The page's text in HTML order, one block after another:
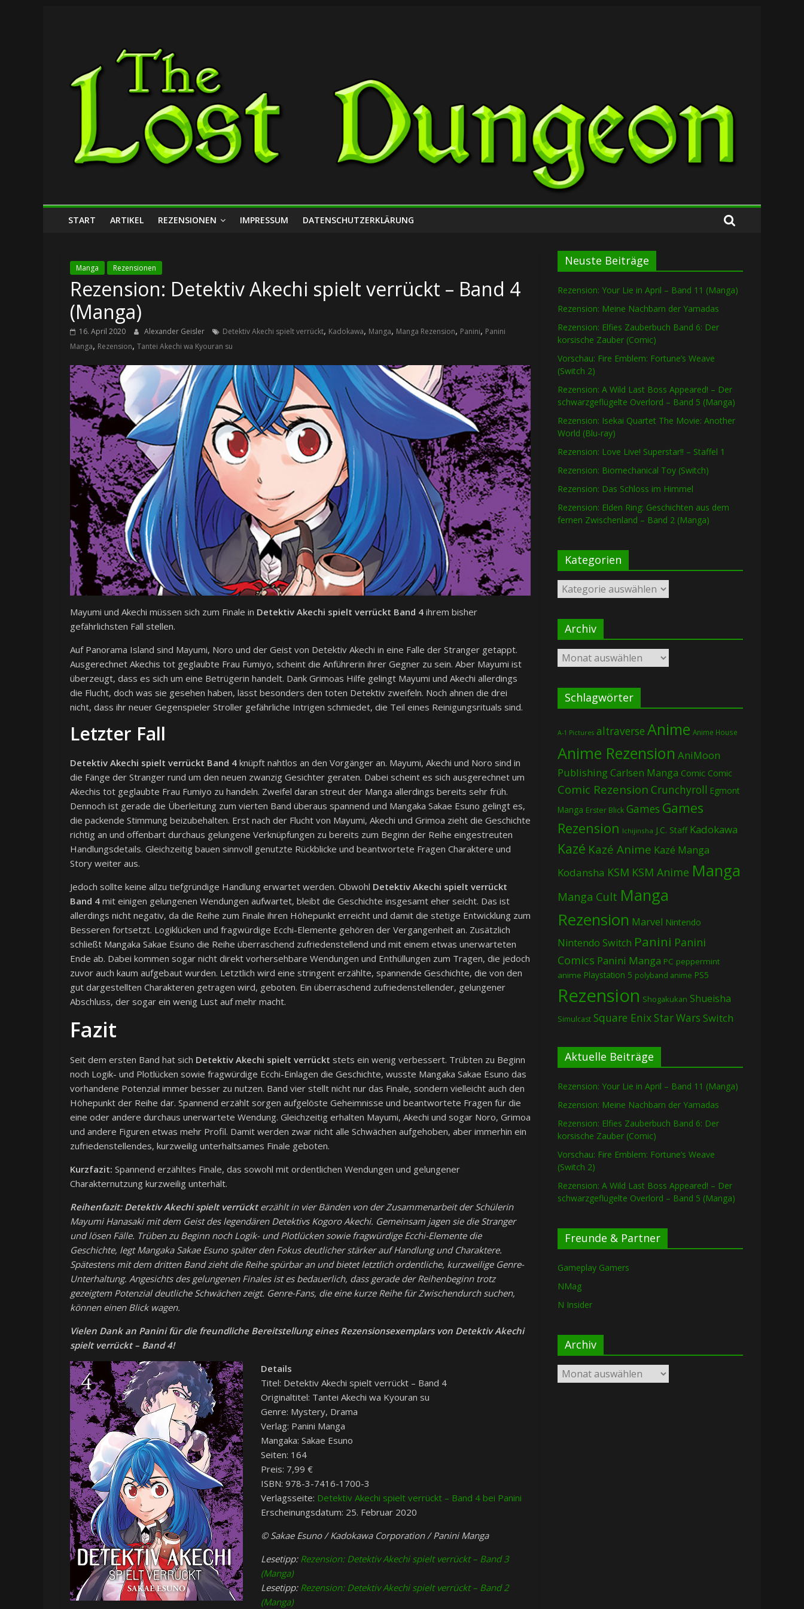
Lost
Dungeon
START ARTIKEL REZENSIONEN IMPRESSUM DATENSCHUTZERKLÄRUNG
Manga Rezensionen
Rezension: Detektiv Akechi spielt verrückt – Band 4
(Manga)
16. April 2020 Alexander Geisler Detektiv Akechi spielt verrückt, Kadokawa, Manga, Manga Rezension, Panini, Panini
Manga, Rezension, Tantei Akechi wa Kyouran su
Mayumi und Akechi müssen sich zum Finale in Detektiv Akechi spielt verrückt Band 4 ihrem bisher
gefährlichsten Fall stellen.
Auf Panorama Island sind Mayumi, Noro und der Geist von Detektiv Akechi in eine Falle der Stranger getappt.
Ausgerechnet Akechis tot geglaubte Frau Fumiyo, scheint die Anführerin ihrer Gegner zu sein. Aber Mayumi ist
überzeugt, dass es sich um eine Betrügerin handelt. Dank Grimoas Hilfe gelingt Mayumi und Akechi allerdings
die Flucht, doch was sie gesehen haben, lässt besonders den toten Detektiv zweifeln. Noch ahnen die drei
nicht, dass ihr neuer Gegenspieler Stroller gefährliche Intrigen schmiedet, die Teil eines Reinigungsrituals sind.
Letzter Fall
Detektiv Akechi spielt verrückt Band 4 knüpft nahtlos an den Vorgänger an. Mayumi, Akechi und Noro sind in
die Fänge der Stranger rund um den neuen zwanzig Gesichter geraten. Dabei scheint es sich ausgerechnet um
Akechis tot geglaubte Frau Fumiyo zu handeln. Zweifel daran streut der Manga allerdings bereits sehr früh.
Dennoch ist gerade die Überleitung zum vierten Band überaus spannend und Mangaka Sakae Esuno gelingt es,
die packende Stimmung beizubehalten. Erst nach der Flucht von Mayumi, Akechi und Grimoa zieht die Geschichte
richtig an und offenbart durchaus gelungene Verknüpfungen zu bereits zum Beginn der Reihe eingestreuten
Handlungsdetails. Gleichzeitig bauen sinnvoll genutzte Rückblicke und beantwortete Fragen Charaktere und
Story weiter aus.
Jedoch sollte keine allzu tiefgründige Handlung erwartet werden. Obwohl Detektiv Akechi spielt verrückt
Band 4 mit einigen gelungenen Wendungen aufwartet, bleibt die Geschichte insgesamt eher seicht. Das ist
allerdings nicht negativ, da die Reihe zum Finale ihren Höhepunkt erreicht und damit die stetige Entwicklung zum
Besseren fortsetzt. Logiklücken und fragwürdige Ecchi-Elemente gehören der Vergangenheit an. Zusätzlich
schließt Mangaka Sakae Esuno die Reihe überraschend zufriedenstellend und mit einem etwas unerwarteten
Ende ab. Dabei kommen sogar nicht direkt vorhersehbare Wendungen und Enthüllungen zum Tragen, die jedoch
zuvor auch kaum aufgebaut wurden. Letztlich wird eine stringent erzählte, spannende Geschichte, die von den
gut dargestellten Charakteren getragen wird, geboten. Ein überraschend zufriedenstellender, gelungener
Abschluss, der sogar ein wenig Lust auf mehr macht.
Fazit
Seit dem ersten Band hat sich Detektiv Akechi spielt verrückt stets ein wenig verbessert. Trübten zu Beginn
noch Logik- und Plotlücken sowie fragwürdige Ecchi-Einlagen die Geschichte, wusste Mangaka Sakae Esuno das
vorhandene Potenzial immer besser zu nutzen. Band vier stellt nicht nur das Finale, sondern vielleicht auch den
Höhepunkt der Reihe dar. Spannend erzählt sorgen aufgelöste Geheimnisse und beantwortete Fragen für die
eine oder andere durchaus unerwartete Wendung. Gleichzeitig erhalten Mayumi, Akechi und sogar Noro, Grimoa
und andere Figuren etwas mehr Profil. Damit werden zwar nicht alle Schwächen aufgehoben, aber immerhin ein
zufriedenstellendes, kurzweilig unterhaltsames Finale geboten.
Kurzfazit: Spannend erzähltes Finale, das sowohl mit ordentlichen Wendungen und gelungener
Charakternutzung kurzweilig unterhält.
Reihenfazit: Detektiv Akechi spielt verrückterzählt in vier Bänden von der Zusammenarbeit der Schülerin
Mayumi Hanasaki mit dem Geist des legendären Detektivs Kogoro Akechi. Gemeinsam jagen sie die Stranger
und lösen Fälle. Trüben zu Beginn noch Logik- und Plotlücken sowie fragwürdige Ecchi-Elemente die
Geschichte, legt Mangaka Sakae Esuno später den Fokus deutlicher stärker auf Handlung und Charaktere.
Spätestens mit dem dritten Band zieht die Reihe spürbar an und bietet letztlich ordentliche, kurzweilige Genre-
Unterhaltung. Angesichts des gelungenen Finales ist es bedauerlich, dass gerade der Reihenbeginn trotz
gezeigtem Potenzial deutliche Schwächen zeigt. Genre-Fans, die eine kurze Reihe für Zwischendurch suchen,
können einen Blick wagen.
Vielen Dank an Panini für die freundliche Bereitstellung eines Rezensionsexemplars von Detektiv Akechi
spielt verrückt – Band 4!
Details
Titel: Detektiv Akechi spielt verrückt – Band 4
Originaltitel: Tantei Akechi wa Kyouran su
Genre: Mystery, Drama
Verlag: Panini Manga
Mangaka: Sakae Esuno
Seiten: 164
Preis: 7,99 €
ISBN: 978-3-7416-1700-3
Verlagsseite: Detektiv Akechi spielt verrückt – Band 4 bei Panini
Erscheinungsdatum: 25. Februar 2020
© Sakae Esuno / Kadokawa Corporation / Panini Manga
Lesetipp: Rezension: Detektiv Akechi spielt verrückt – Band 3
(Manga)
Lesetipp: Rezension: Detektiv Akechi spielt verrückt – Band 2
(Manga)
Neuste Beiträge
Rezension: Your Lie in April – Band 11 (Manga)
Rezension: Meine Nachbarn der Yamadas
Rezension: Elfies Zauberbuch Band 6: Der
korsische Zauber (Comic)
Vorschau: Fire Emblem: Fortune’s Weave
(Switch 2)
Rezension: A Wild Last Boss Appeared! – Der
schwarzgeflügelte Overlord – Band 5 (Manga)
Rezension: Isekai Quartet The Movie: Another
World (Blu-ray)
Rezension: Love Live! Superstar!! – Staffel 1
Rezension: Biomechanical Toy (Switch)
Rezension: Das Schloss im Himmel
Rezension: Elden Ring: Geschichten aus dem
fernen Zwischenland – Band 2 (Manga)
Kategorien
Kategorien
Archiv
Archiv
Schlagwörter
A-1 Pictures altraverse Anime Anime House
Anime Rezension AniMoon
PublishingCarlsen Manga Comic Comic
Comic Rezension Crunchyroll Egmont
Manga Erster Blick Games Games
Rezension Ichijinsha J.C. Staff Kadokawa
Kazé Kazé Anime Kazé Manga
Kodansha KSM KSM Anime Manga
Manga Cult Manga
Rezension Marvel Nintendo
Nintendo Switch Panini Panini
Comics Panini Manga PC peppermint
anime Playstation 5 polyband anime PS5
Rezension Shogakukan Shueisha
Simulcast Square EnixStar Wars Switch
Aktuelle Beiträge
Rezension: Your Lie in April – Band 11 (Manga)
Rezension: Meine Nachbarn der Yamadas
Rezension: Elfies Zauberbuch Band 6: Der
korsische Zauber (Comic)
Vorschau: Fire Emblem: Fortune’s Weave
(Switch 2)
Rezension: A Wild Last Boss Appeared! – Der
schwarzgeflügelte Overlord – Band 5 (Manga)
Freunde & Partner
Gameplay Gamers
NMag
N Insider
Archiv
Archiv